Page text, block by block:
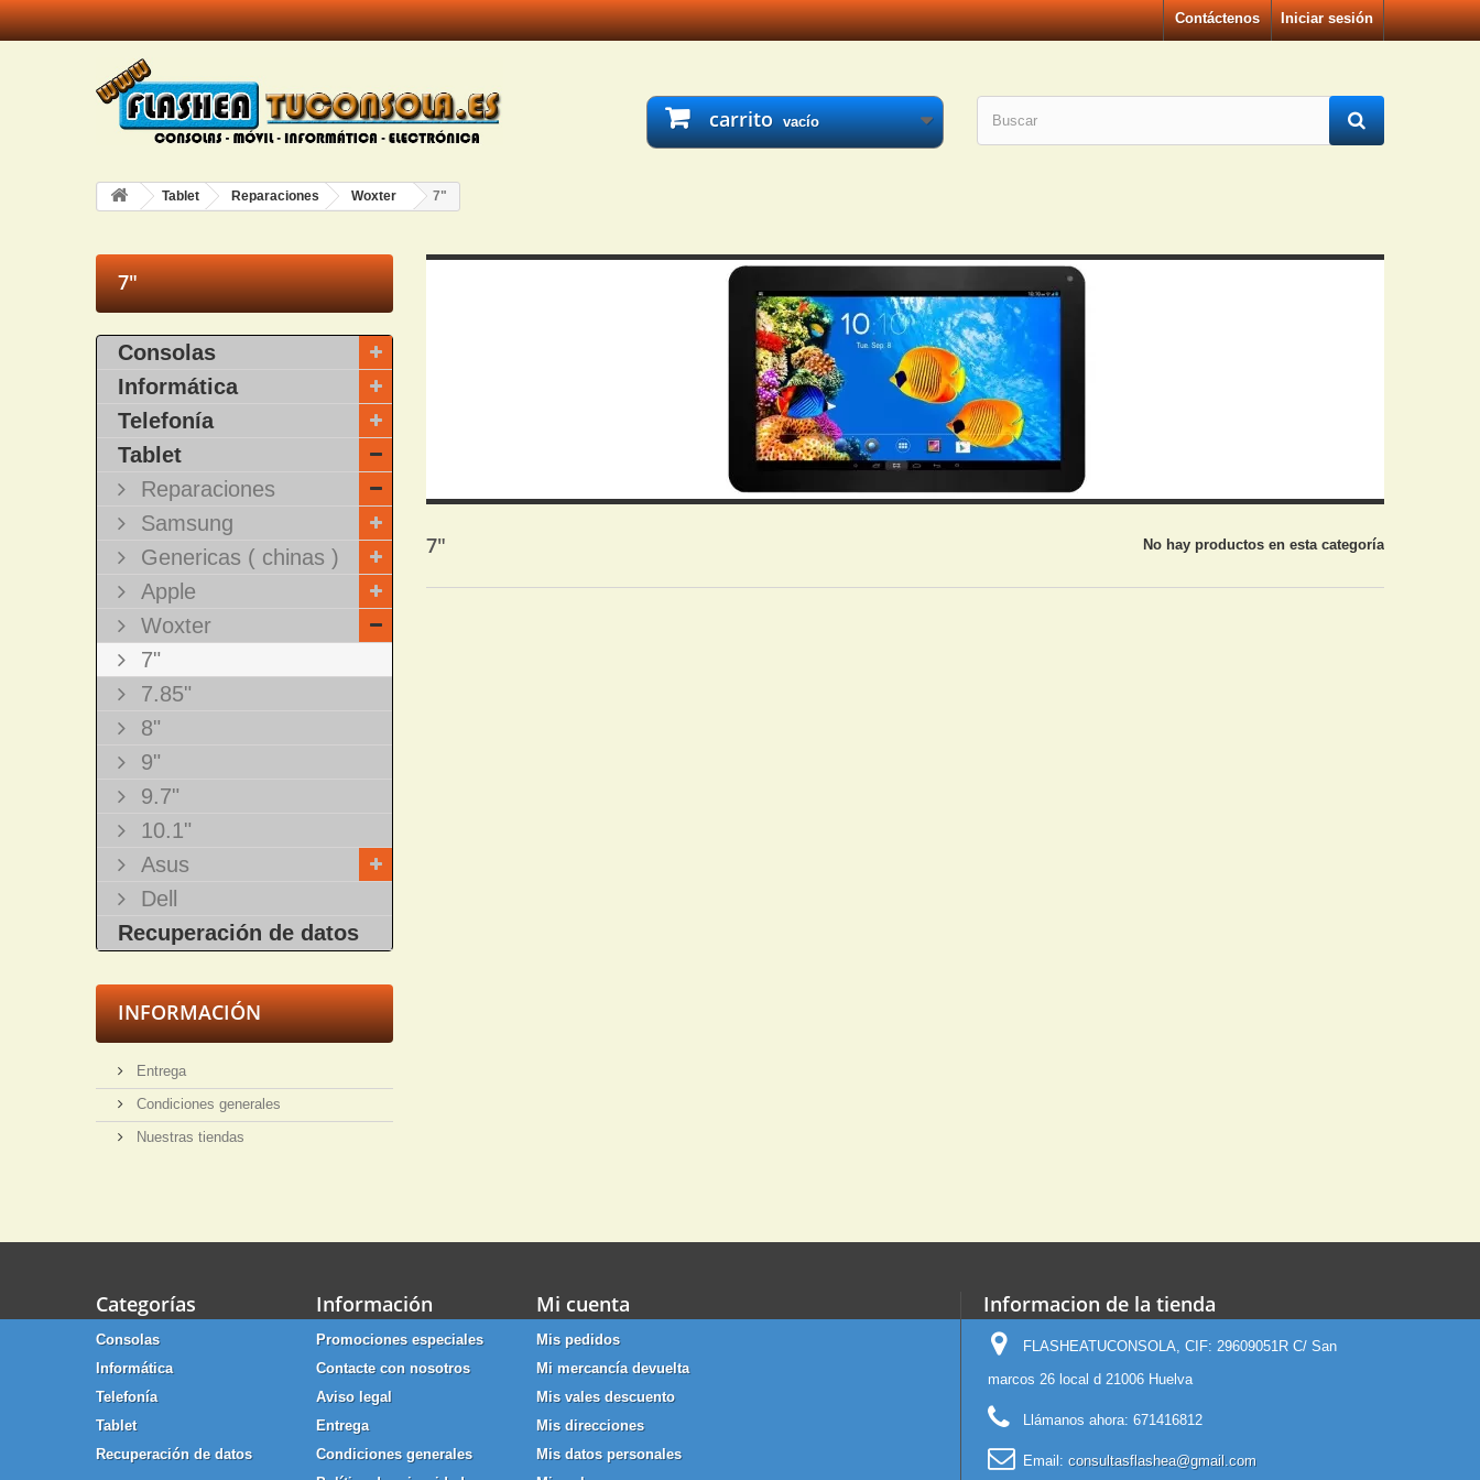
Iniciar sesión
Contáctenos
carrito vacío
Tablet Reparaciones Woxter 7"
7"
Consolas
Informática
Telefonía
Tablet
Reparaciones
Samsung
Genericas ( chinas )
Apple
Woxter
7"
7.85"
8"
9"
9.7"
10.1"
Asus
Dell
Recuperación de datos
INFORMACIÓN
Entrega
Condiciones generales
Nuestras tiendas
7" No hay productos en esta categoría
Categorías
Consolas
Informática
Telefonía
Tablet
Recuperación de datos
Información
Promociones especiales
Contacte con nosotros
Aviso legal
Entrega
Condiciones generales
Mi cuenta
Mis pedidos
Mi mercancía devuelta
Mis vales descuento
Mis direcciones
Mis datos personales
Informacion de la tienda
FLASHEATUCONSOLA, CIF: 29609051R C/ San
marcos 26 local d 21006 Huelva
Llámanos ahora: 671416812
Email: consultasflashea@gmail.com